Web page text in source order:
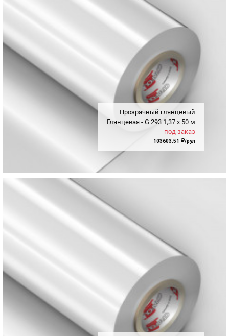
Прозрачный глянцевый
Глянцевая - G 293 1,37x 50 м
под заказ
103603.51 /рул